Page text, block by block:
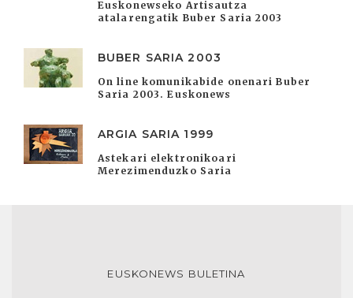
Euskonewseko Artisautza
atalarengatik Buber Saria 2003
BUBER SARIA 2003
On line komunikabide onenari Buber
Saria 2003. Euskonews
ARGIA SARIA 1999
Astekari elektronikoari
Merezimenduzko Saria
EUSKONEWS BULETINA